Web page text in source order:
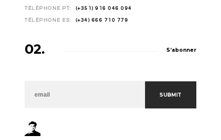
TÉLÉPHONE PT: (+351) 916 046 094
TÉLÉPHONE ES: (+34) 666 710 779
02. S’abonner
NEWSLETTER SUBMIT